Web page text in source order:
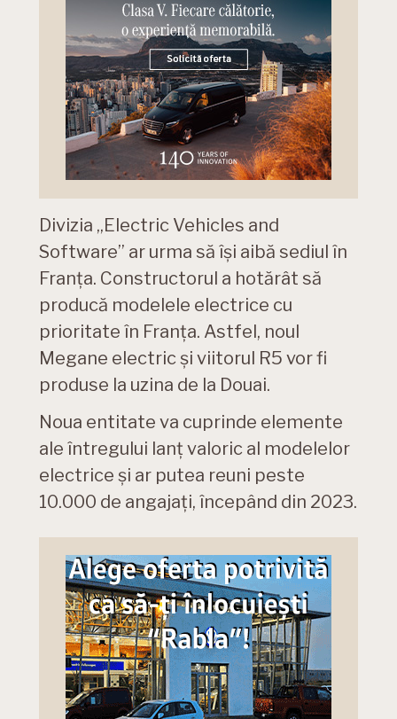
Divizia „Electric Vehicles and
Software” ar urma să își aibă sediul în
Franța. Constructorul a hotărât să
producă modelele electrice cu
prioritate în Franța. Astfel, noul
Megane electric și viitorul R5 vor fi
produse la uzina de la Douai.
Noua entitate va cuprinde elemente
ale întregului lanț valoric al modelelor
electrice și ar putea reuni peste
10.000 de angajați, începând din 2023.